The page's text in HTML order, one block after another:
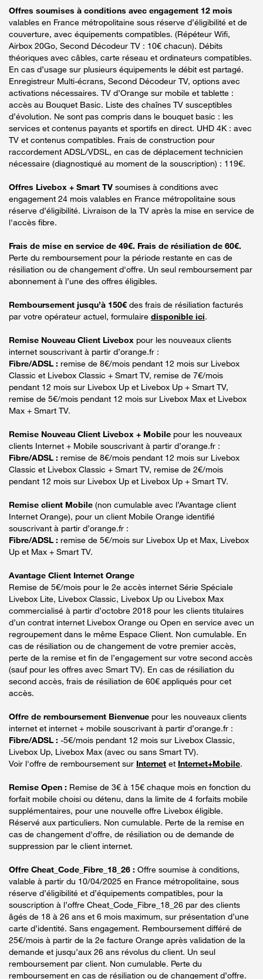
Offres soumises à conditions avec engagement 12 mois
valables en France métropolitaine sous réserve d’éligibilité et de
couverture, avec équipements compatibles. (Répéteur Wifi,
Airbox 20Go, Second Décodeur TV : 10€ chacun). Débits
théoriques avec câbles, carte réseau et ordinateurs compatibles.
En cas d’usage sur plusieurs équipements le débit est partagé.
Enregistreur Multi-écrans, Second Décodeur TV, options avec
activations nécessaires. TV d’Orange sur mobile et tablette :
accès au Bouquet Basic. Liste des chaînes TV susceptibles
d’évolution. Ne sont pas compris dans le bouquet basic : les
services et contenus payants et sportifs en direct. UHD 4K : avec
TV et contenus compatibles. Frais de construction pour
raccordement ADSL/VDSL, en cas de déplacement technicien
nécessaire (diagnostiqué au moment de la souscription) : 119€.
Offres Livebox + Smart TV soumises à conditions avec
engagement 24 mois valables en France métropolitaine sous
réserve d’éligibilité. Livraison de la TV après la mise en service de
l'accès fibre.
Frais de mise en service de 49€. Frais de résiliation de 60€.
Perte du remboursement pour la période restante en cas de
résiliation ou de changement d'offre. Un seul remboursement par
abonnement à l’une des offres éligibles.
Remboursement jusqu’à 150€ des frais de résiliation facturés
par votre opérateur actuel, formulaire disponible ici.
Remise Nouveau Client Livebox pour les nouveaux clients
internet souscrivant à partir d’orange.fr :
Fibre/ADSL : remise de 8€/mois pendant 12 mois sur Livebox
Classic et Livebox Classic + Smart TV, remise de 7€/mois
pendant 12 mois sur Livebox Up et Livebox Up + Smart TV,
remise de 5€/mois pendant 12 mois sur Livebox Max et Livebox
Max + Smart TV.
Remise Nouveau Client Livebox + Mobile pour les nouveaux
clients Internet + Mobile souscrivant à partir d’orange.fr :
Fibre/ADSL : remise de 8€/mois pendant 12 mois sur Livebox
Classic et Livebox Classic + Smart TV, remise de 2€/mois
pendant 12 mois sur Livebox Up et Livebox Up + Smart TV.
Remise client Mobile (non cumulable avec l’Avantage client
Internet Orange), pour un client Mobile Orange identifié
souscrivant à partir d’orange.fr :
Fibre/ADSL : remise de 5€/mois sur Livebox Up et Max, Livebox
Up et Max + Smart TV.
Avantage Client Internet Orange
Remise de 5€/mois pour le 2e accès internet Série Spéciale
Livebox Lite, Livebox Classic, Livebox Up ou Livebox Max
commercialisé à partir d’octobre 2018 pour les clients titulaires
d’un contrat internet Livebox Orange ou Open en service avec un
regroupement dans le même Espace Client. Non cumulable. En
cas de résiliation ou de changement de votre premier accès,
perte de la remise et fin de l’engagement sur votre second accès
(sauf pour les offres avec Smart TV). En cas de résiliation du
second accès, frais de résiliation de 60€ appliqués pour cet
accès.
Offre de remboursement Bienvenue pour les nouveaux clients
internet et internet + mobile souscrivant à partir d’orange.fr :
Fibre/ADSL : -5€/mois pendant 12 mois sur Livebox Classic,
Livebox Up, Livebox Max (avec ou sans Smart TV).
Voir l'offre de remboursement sur Internet et Internet+Mobile.
Remise Open : Remise de 3€ à 15€ chaque mois en fonction du
forfait mobile choisi ou détenu, dans la limite de 4 forfaits mobile
supplémentaires, pour une nouvelle offre Livebox éligible.
Réservé aux particuliers. Non cumulable. Perte de la remise en
cas de changement d'offre, de résiliation ou de demande de
suppression par le client internet.
Offre Cheat_Code_Fibre_18_26 : Offre soumise à conditions,
valable à partir du 10/04/2025 en France métropolitaine, sous
réserve d’éligibilité et d’équipements compatibles, pour la
souscription à l’offre Cheat_Code_Fibre_18_26 par des clients
âgés de 18 à 26 ans et 6 mois maximum, sur présentation d’une
carte d’identité. Sans engagement. Remboursement différé de
25€/mois à partir de la 2e facture Orange après validation de la
demande et jusqu’aux 26 ans révolus du client. Un seul
remboursement par client. Non cumulable. Perte du
remboursement en cas de résiliation ou de changement d’offre.